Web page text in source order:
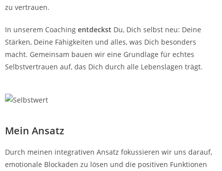
zu vertrauen.
In unserem Coaching entdeckst Du, Dich selbst neu: Deine
Stärken, Deine Fähigkeiten und alles, was Dich besonders
macht. Gemeinsam bauen wir eine Grundlage für echtes
Selbstvertrauen auf, das Dich durch alle Lebenslagen trägt.
Mein Ansatz
Durch meinen integrativen Ansatz fokussieren wir uns darauf,
emotionale Blockaden zu lösen und die positiven Funktionen